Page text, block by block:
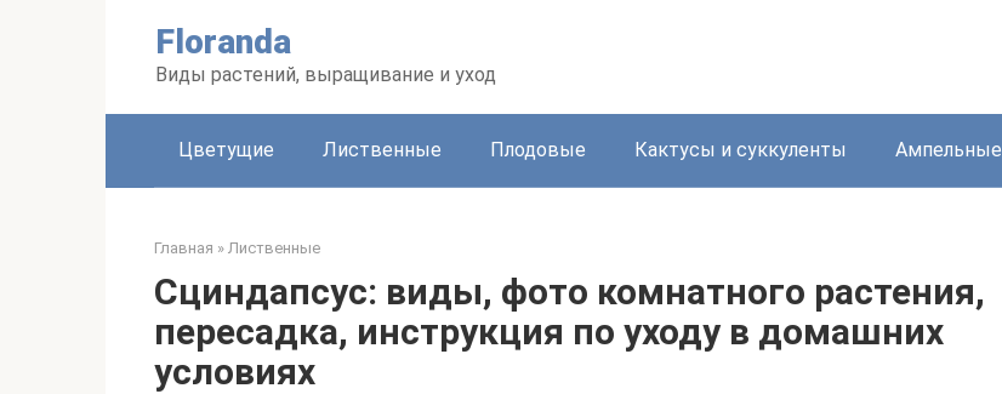
Floranda
Виды растений, выращивание и уход
Цветущие Лиственные Плодовые Кактусы и суккуленты Ампельные
Главная » Лиственные
Сциндапсус: виды, фото комнатного растения,
пересадка, инструкция по уходу в домашних
условиях